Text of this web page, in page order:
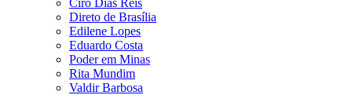
Direto de Brasília
Edilene Lopes
Eduardo Costa
Poder em Minas
Rita Mundim
Valdir Barbosa